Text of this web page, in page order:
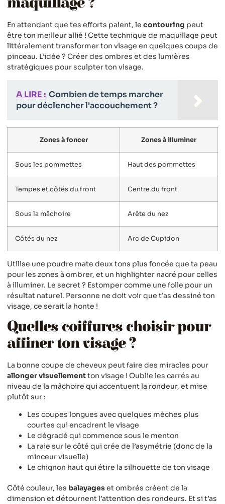
En attendant que tes efforts paient, le contouring peut
être ton meilleur allié ! Cette technique de maquillage peut
littéralement transformer ton visage en quelques coups de
pinceau. L’idée ? Créer des ombres et des lumières
stratégiques pour sculpter ton visage.
A LIRE : Combien de temps marcher
pour déclencher l'accouchement ?
Zones à foncer Zones à illuminer
Sous les pommettes Haut des pommettes
Tempes et côtés du front Centre du front
Sous la mâchoire Arête du nez
Côtés du nez Arc de Cupidon
Utilise une poudre mate deux tons plus foncée que ta peau
pour les zones à ombrer, et un highlighter nacré pour celles
à illuminer. Le secret ? Estomper comme une folle pour un
résultat naturel. Personne ne doit voir que t’as dessiné ton
visage, ce serait la honte !
Quelles coiffures choisir pour
affiner ton visage ?
La bonne coupe de cheveux peut faire des miracles pour
allonger visuellementton visage ! Oublie les carrés au
niveau de la mâchoire qui accentuent la rondeur, et mise
plutôt sur :
Les coupes longues avec quelques mèches plus
courtes qui encadrent le visage
Le dégradé qui commence sous le menton
La raie sur le côté qui crée de l’asymétrie (donc de la
minceur visuelle)
Le chignon haut qui étire la silhouette de ton visage
Côté couleur, les balayageset ombrés créent de la
dimension et détournent l’attention des rondeurs. Et si t’as